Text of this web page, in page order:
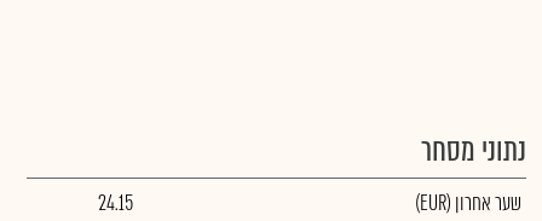
נתוני מסחר
שער אחרון (EUR)
24.15